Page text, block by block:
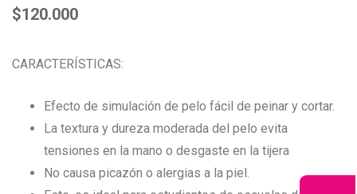
$120.000
CARACTERÍSTICAS:
Efecto de simulación de pelo fácil de peinar y cortar.
La textura y dureza moderada del pelo evita
tensiones en la mano o desgaste en la tijera
No causa picazón o alergias a la piel.